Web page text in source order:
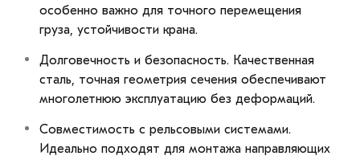
особенно важно для точного перемещения
груза, устойчивости крана.
Долговечность и безопасность. Качественная
сталь, точная геометрия сечения обеспечивают
многолетнюю эксплуатацию без деформаций.
Совместимость с рельсовыми системами.
Идеально подходят для монтажа направляющих